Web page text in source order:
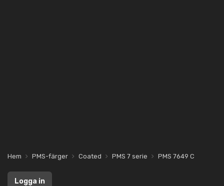
Hem PMS-färger Coated PMS 7 serie PMS 7649 C
Logga in